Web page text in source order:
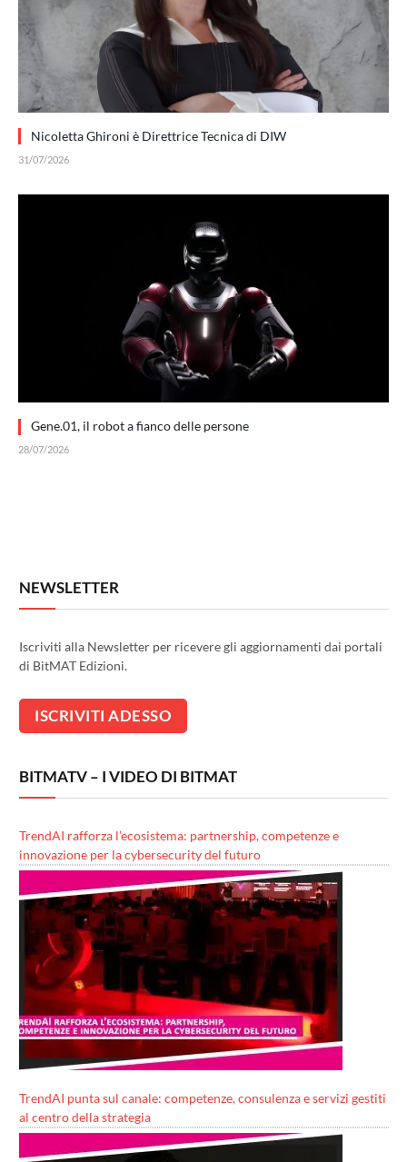
Nicoletta Ghironi è Direttrice Tecnica di DIW
31/07/2026
Gene.01, il robot a fianco delle persone
28/07/2026
NEWSLETTER
Iscriviti alla Newsletter per ricevere gli aggiornamenti dai portali
di BitMAT Edizioni.
BITMATV – I VIDEO DI BITMAT
TrendAI rafforza l’ecosistema: partnership, competenze e
innovazione per la cybersecurity del futuro
TrendAI punta sul canale: competenze, consulenza e servizi gestiti
al centro della strategia